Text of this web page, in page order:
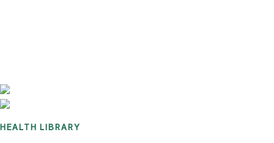
HEALTH LIBRARY